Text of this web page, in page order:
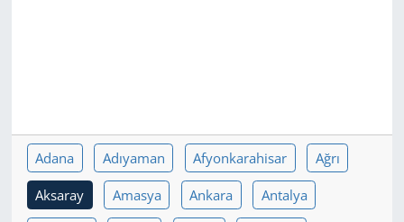
Adana Adıyaman Afyonkarahisar Ağrı
Aksaray Amasya Ankara Antalya
SİYASET
SPOR